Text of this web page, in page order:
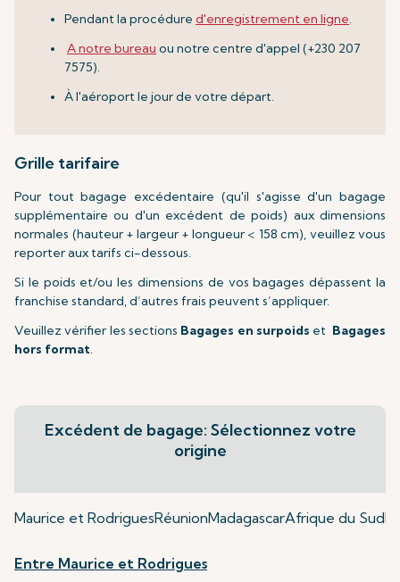
Pendant la procédure d'enregistrement en ligne.
A notre bureau ou notre centre d'appel (+230 207
7575).
À l'aéroport le jour de votre départ.
Grille tarifaire
Pour tout bagage excédentaire (qu'il s'agisse d'un bagage
supplémentaire ou d'un excédent de poids) aux dimensions
normales (hauteur + largeur + longueur < 158 cm), veuillez vous
reporter aux tarifs ci-dessous.
Si le poids et/ou les dimensions de vos bagages dépassent la
franchise standard, d’autres frais peuvent s’appliquer.
Veuillez vérifier les sections Bagages en surpoids et Bagages
hors format.
Excédent de bagage: Sélectionnez votre
origine
Maurice et RodriguesRéunionMadagascarAfrique du Sud
Entre Maurice et Rodrigues